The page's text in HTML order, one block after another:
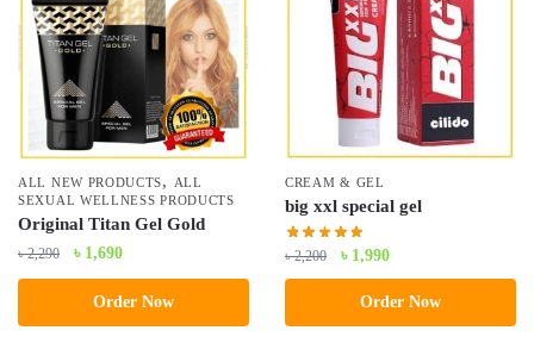
ALL NEW PRODUCTS,
ALL
SEXUAL WELLNESS PRODUCTS
Original Titan Gel Gold
৳2,290
Original
price
was:
৳ 2,290.
৳ 1,690Current
price
is:
৳ 1,690.
Order Now
CREAM & GEL
big xxl special gel
৳2,200
Original
price
was:
৳ 2,200.
৳ 1,990Current
price
is:
৳ 1,990.
Order Now